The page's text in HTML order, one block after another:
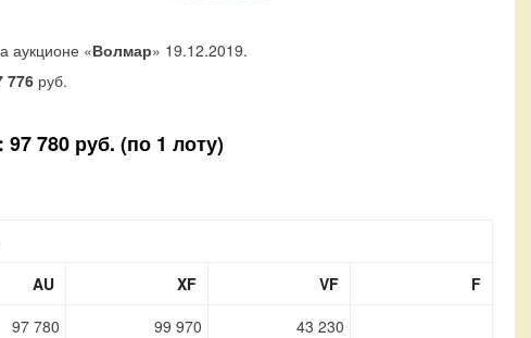
аукционе «Волмар» 19.12.2019.
776руб.
780 руб. (по 1 лоту)
AU XF VF
F
97 780 99 970
43 230